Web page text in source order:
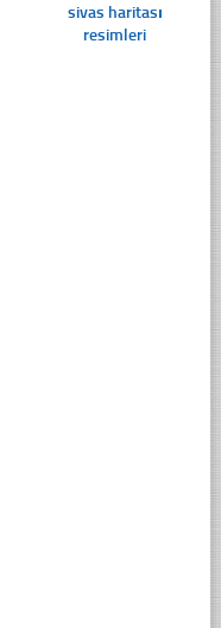
sivas haritası
resimleri